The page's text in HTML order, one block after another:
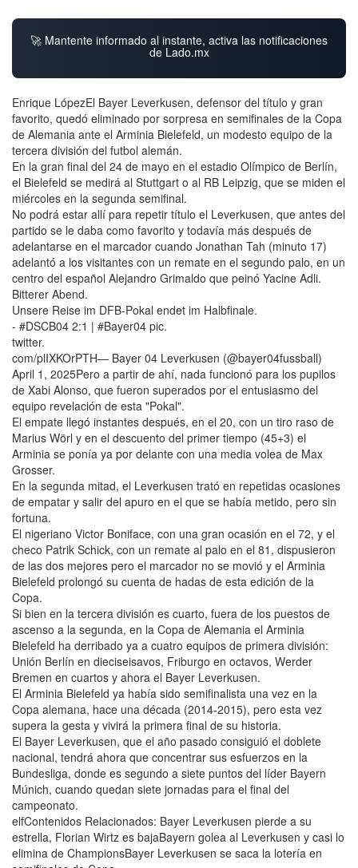
🚀 Mantente informado al instante, activa las notificaciones
de Lado.mx
Enrique LópezEl Bayer Leverkusen, defensor del título y gran
favorito, quedó eliminado por sorpresa en semifinales de la Copa
de Alemania ante el Arminia Bielefeld, un modesto equipo de la
tercera división del futbol alemán.
En la gran final del 24 de mayo en el estadio Olímpico de Berlín,
el Bielefeld se medirá al Stuttgart o al RB Leipzig, que se miden el
miércoles en la segunda semifinal.
No podrá estar allí para repetir título el Leverkusen, que antes del
partido se le daba como favorito y todavía más después de
adelantarse en el marcador cuando Jonathan Tah (minuto 17)
adelantó a los visitantes con un remate en el segundo palo, en un
centro del español Alejandro Grimaldo que peinó Yacine Adli.
Bitterer Abend.
Unsere Reise im DFB-Pokal endet im Halbfinale.
- #DSCB04 2:1 | #Bayer04 pic.
twitter.
com/plIXKOrPTH— Bayer 04 Leverkusen (@bayer04fussball)
April 1, 2025Pero a partir de ahí, nada funcionó para los pupilos
de Xabi Alonso, que fueron superados por el entusiasmo del
equipo revelación de esta "Pokal".
El empate llegó instantes después, en el 20, con un tiro raso de
Marius Wörl y en el descuento del primer tiempo (45+3) el
Arminia se ponía ya por delante con una media volea de Max
Grosser.
En la segunda mitad, el Leverkusen trató en repetidas ocasiones
de empatar y salir del apuro en el que se había metido, pero sin
fortuna.
El nigeriano Victor Boniface, con una gran ocasión en el 72, y el
checo Patrik Schick, con un remate al palo en el 81, dispusieron
de las dos mejores pero el marcador no se movió y el Arminia
Bielefeld prolongó su cuenta de hadas de esta edición de la
Copa.
Si bien en la tercera división es cuarto, fuera de los puestos de
ascenso a la segunda, en la Copa de Alemania el Arminia
Bielefeld ha derribado ya a cuatro equipos de primera división:
Unión Berlín en dieciseisavos, Friburgo en octavos, Werder
Bremen en cuartos y ahora el Bayer Leverkusen.
El Arminia Bielefeld ya había sido semifinalista una vez en la
Copa alemana, hace una década (2014-2015), pero esta vez
supera la gesta y vivirá la primera final de su historia.
El Bayer Leverkusen, que el año pasado consiguió el doblete
nacional, tendrá ahora que concentrar sus esfuerzos en la
Bundesliga, donde es segundo a siete puntos del líder Bayern
Múnich, cuando quedan siete jornadas para el final del
campeonato.
elfContenidos Relacionados: Bayer Leverkusen pierde a su
estrella, Florian Wirtz es bajaBayern golea al Leverkusen y casi lo
elimina de ChampionsBayer Leverkusen se saca la lotería en